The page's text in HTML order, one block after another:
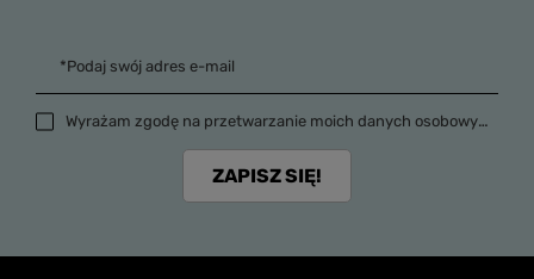
*Podaj swój adres e-mail
Wyrażam zgodę na przetwarzanie moich danych osobowych (adres e-mail) na potrzeby wysyłki newslettera z informacją handlową (marketing). Więcej w
ZAPISZ SIĘ!